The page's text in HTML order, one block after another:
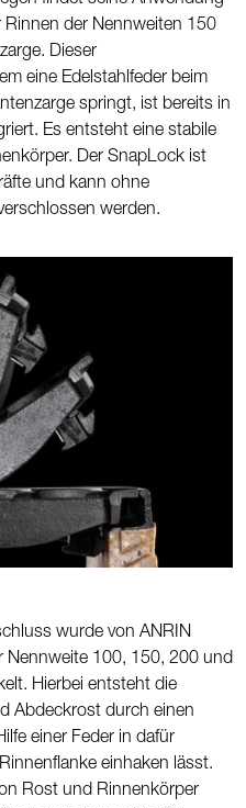
der Nennweiten 150
Dieser
eine Edelstahlfeder beim
springt, ist bereits in
Es entsteht eine stabile
Der SnapLock ist
und kann ohne
werden.
wurde von ANRIN
Nennweite 100, 150, 200 und
Hierbei entsteht die
Abdeckrost durch einen
einer Feder in dafür
einhaken lässt.
Rost und Rinnenkörper